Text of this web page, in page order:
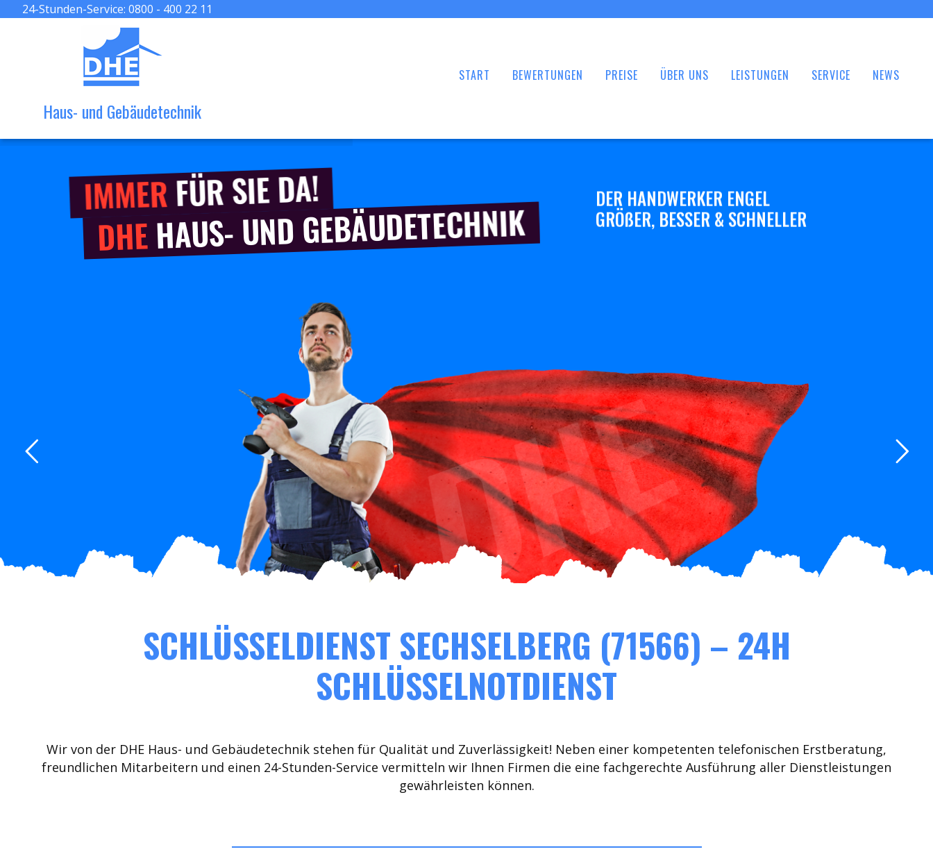
24-Stunden-Service: 0800 - 400 22 11
Haus- und Gebäudetechnik
START BEWERTUNGEN PREISE ÜBER UNS LEISTUNGEN SERVICE NEWS
IMMERFÜR SIE DA!
DHEHAUS- UND GEBÄUDETECHNIK
DER HANDWERKER ENGEL
GRÖßER, BESSER & SCHNELLER
SCHLÜSSELDIENST SECHSELBERG (71566) – 24H
SCHLÜSSELNOTDIENST
Wir von der DHE Haus- und Gebäudetechnik stehen für Qualität und Zuverlässigkeit! Neben einer kompetenten telefonischen Erstberatung,
freundlichen Mitarbeitern und einen 24-Stunden-Service vermitteln wir Ihnen Firmen die eine fachgerechte Ausführung aller Dienstleistungen
gewährleisten können.